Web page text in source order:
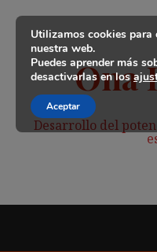
contenido
Ona
Desarrollo del
Utilizamos cookies para
nuestra web.
Puedes aprender más
desactivarlas en los
Aceptar